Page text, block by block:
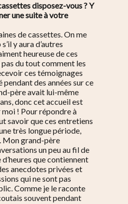
disposez-vous ? Y
une suite à votre
de cassettes. On me
y aura d’autres
heureuse de ces
du tout comment les
ces témoignages
pendant des années sur ce
père avait lui-même
donc cet accueil est
! Pour répondre à
savoir que ces entretiens
très longue période,
Mon grand-père
un peu au fil de
d’heures que contiennent
anecdotes privées et
qui ne sont pas
Comme je le raconte
souvent pendant